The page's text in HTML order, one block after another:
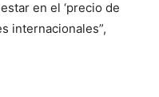
en el ‘precio de
internacionales”,